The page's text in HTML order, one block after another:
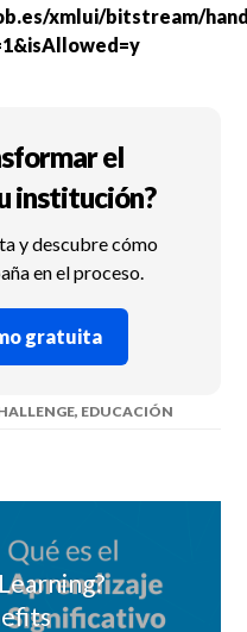
xmlui/bitstream/
el
institución?
y descubre cómo
en el proceso.
gratuita
, EDUCACIÓN